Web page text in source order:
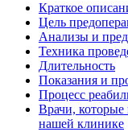
Краткое
Цель
Анализы и
Техника
Длительность
Показания и
Процесс
Врачи,
нашей клинике